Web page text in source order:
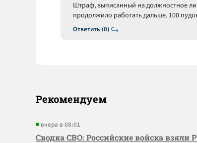
Ответить (0)
Штраф, выписанный на должностное
продолжило работать дальше. 100
Рекомендуем
вчера в 08:01
Сводка СВО: Российские войска